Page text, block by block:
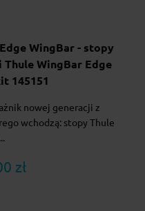
WingBar - stopy
Thule WingBar Edge
145151
nowej generacji z
wchodzą: stopy Thule
zł